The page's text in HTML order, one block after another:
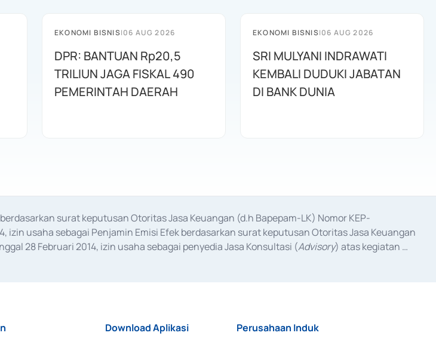
EKONOMI BISNIS|06 AUG 2026
DPR: BANTUAN Rp20,5
TRILIUN JAGA FISKAL 490
PEMERINTAH DAERAH
EKONOMI BISNIS|06 AUG 2026
SRI MULYANI INDRAWATI
KEMBALI DUDUKI JABATAN
DI BANK DUNIA
surat keputusan Otoritas Jasa Keuangan (d.h Bapepam-LK) Nomor KEP-
izin usaha sebagai Penjamin Emisi Efek berdasarkan surat keputusan Otoritas Jasa Keuangan
28 Februari 2014, izin usaha sebagai penyedia Jasa Konsultasi (Advisory) atas kegiatan
Download Aplikasi Perusahaan Induk